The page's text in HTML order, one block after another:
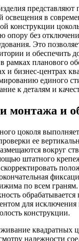
представляют
освещения в
конструкции
опору без
Это
и обеспечить
рамках планового
и бизнес-центрах
единого
к деталям и
монтажа и
цоколя
ее
вокруг
штатного
по всем
обрабатывается
для
конструкции.
квадратных
надежности